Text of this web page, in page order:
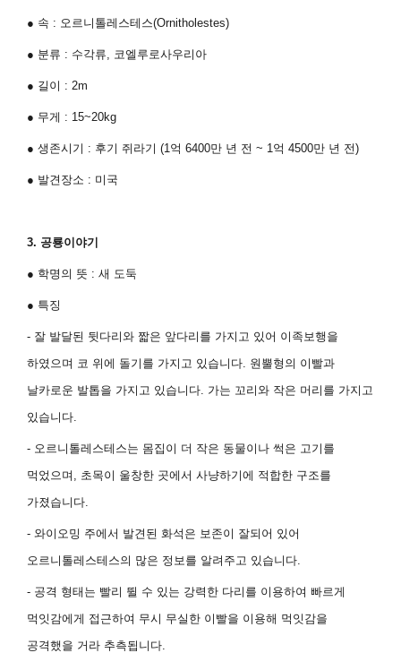
● 속 : 오르니톨레스테스(Ornitholestes)
● 분류 : 수각류, 코엘루로사우리아
● 길이 : 2m
● 무게 : 15~20kg
●생존시기 : 후기 쥐라기(1억6400만 년 전~ 1억4500만 년 전)
● 발견장소 : 미국
3. 공룡이야기
● 학명의 뜻 :새 도둑
● 특징
- 잘 발달된 뒷다리와 짧은 앞다리를 가지고 있어 이족보행을
하였으며 코 위에 돌기를 가지고 있습니다. 원뿔형의 이빨과
날카로운 발톱을 가지고 있습니다. 가는 꼬리와 작은 머리를 가지고
있습니다.
- 오르니톨레스테스는 몸집이 더 작은 동물이나 썩은 고기를
먹었으며 , 초목이 울창한 곳에서 사냥하기에 적합한 구조를
가졌습니다.
- 와이오밍 주에서 발견된 화석은 보존이 잘되어 있어
오르니톨레스테스의 많은 정보를 알려주고 있습니다.
- 공격 형태는 빨리 뛸 수 있는 강력한 다리를 이용하여 빠르게
먹잇감에게 접근하여 무시 무실한 이빨을 이용해 먹잇감을
공격했을 거라 추측됩니다.